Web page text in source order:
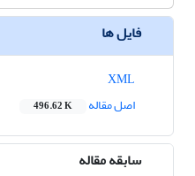
فایل ها
اصل مقاله
496.62 K
سابقه مقاله